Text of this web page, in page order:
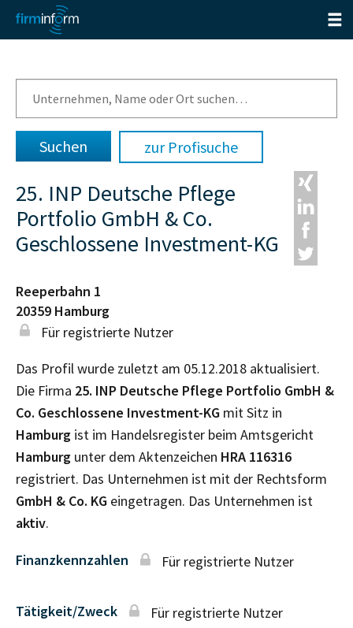
zur Profisuche
25. INP Deutsche Pflege
Portfolio GmbH & Co.
Geschlossene Investment-KG
Reeperbahn 1
20359 Hamburg
Für registrierte Nutzer
Das Profil wurde zuletzt am 05.12.2018 aktualisiert.
Die Firma 25. INP Deutsche Pflege Portfolio GmbH &
Co. Geschlossene Investment-KG mit Sitz in
Hamburg ist im Handelsregister beim Amtsgericht
Hamburg unter dem Aktenzeichen HRA 116316
registriert. Das Unternehmen ist mit der Rechtsform
GmbH & Co. KG eingetragen. Das Unternehmen ist
aktiv.
Finanzkennzahlen Für registrierte Nutzer
Tätigkeit/Zweck Für registrierte Nutzer